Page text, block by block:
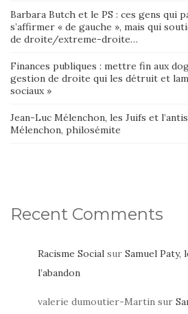
Barbara Butch et le PS : ces gens qui
s’affirmer « de gauche », mais qui
de droite/extreme-droite…
Finances publiques : mettre fin aux
gestion de droite qui les détruit et
sociaux »
Jean-Luc Mélenchon, les Juifs et
Mélenchon, philosémite
Recent Comments
Racisme Social sur Samuel Paty,
l’abandon
valerie dumoutier-Martin sur